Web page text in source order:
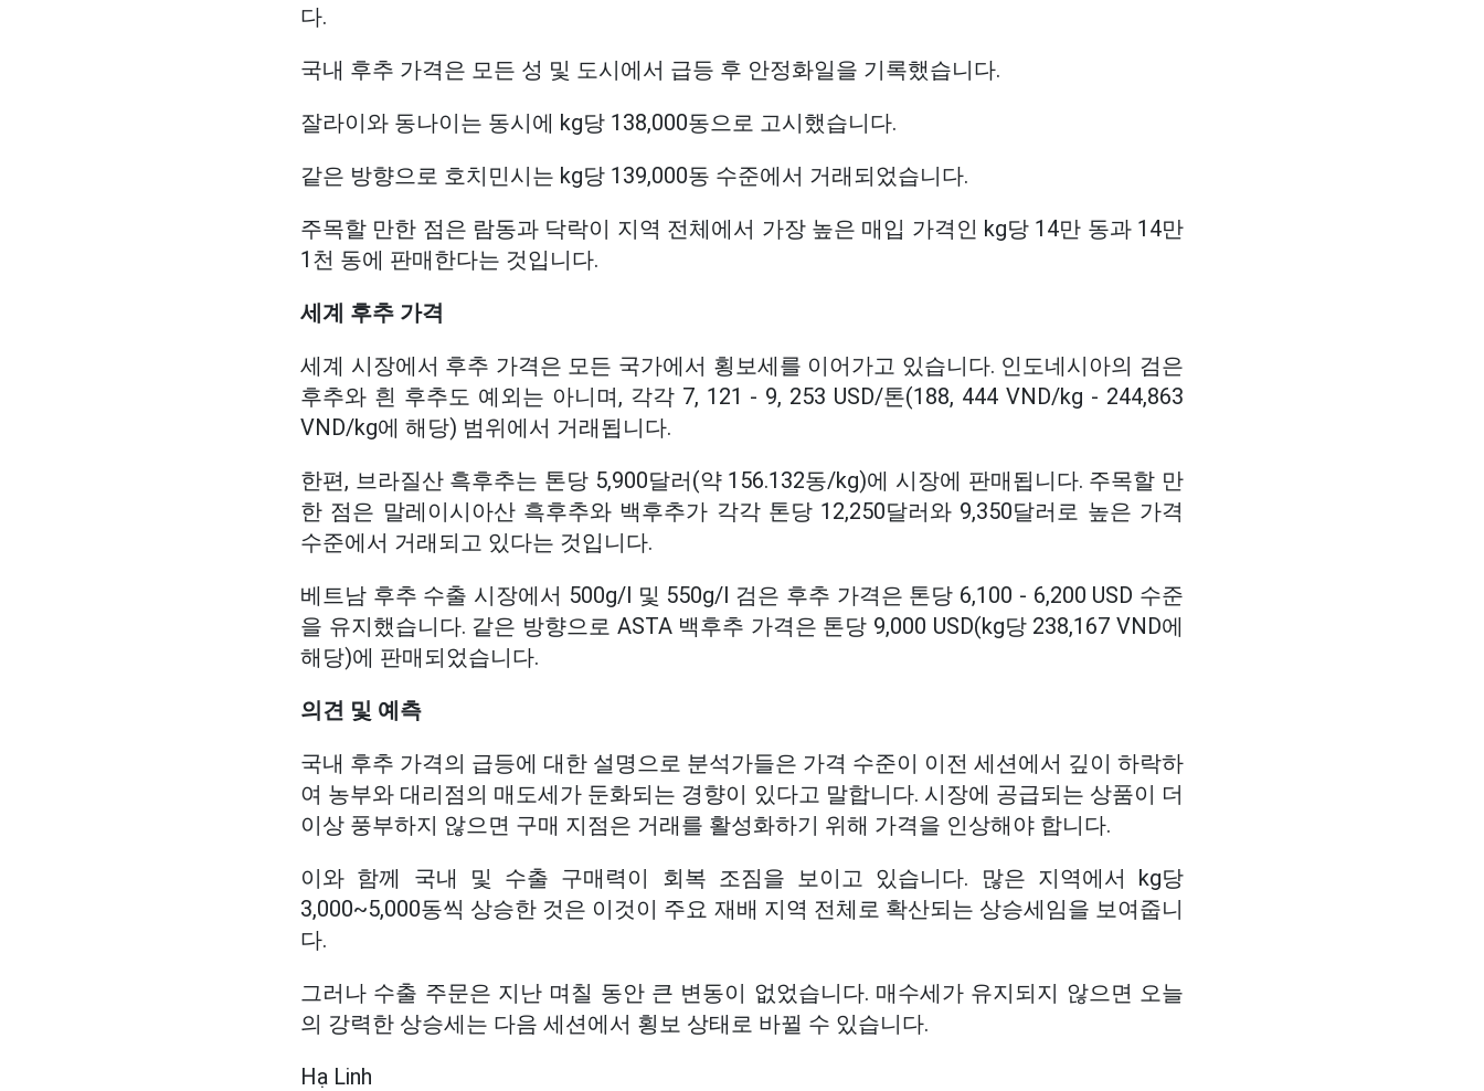
다.
국내 후추 가격은 모든 성 및 도시에서 급등 후 안정화일을 기록했습니다.
잘라이와 동나이는 동시에 kg당 138,000동으로 고시했습니다.
같은 방향으로 호치민시는 kg당 139,000동 수준에서 거래되었습니다.
주목할 만한 점은 람동과 닥락이 지역 전체에서 가장 높은 매입 가격인 kg당 14만 동과 14만
1천 동에 판매한다는 것입니다.
세계 후추 가격
세계 시장에서 후추 가격은 모든 국가에서 횡보세를 이어가고 있습니다. 인도네시아의 검은
후추와 흰 후추도 예외는 아니며, 각각 7, 121 - 9, 253 USD/톤(188, 444 VND/kg - 244,863
VND/kg에 해당) 범위에서 거래됩니다.
한편, 브라질산 흑후추는 톤당 5,900달러(약 156.132동/kg)에 시장에 판매됩니다. 주목할 만
한 점은 말레이시아산 흑후추와 백후추가 각각 톤당 12,250달러와 9,350달러로 높은 가격
수준에서 거래되고 있다는 것입니다.
베트남 후추 수출 시장에서 500g/l 및 550g/l 검은 후추 가격은 톤당 6,100 - 6,200 USD 수준
을 유지했습니다. 같은 방향으로 ASTA 백후추 가격은 톤당 9,000 USD(kg당 238,167 VND에
해당)에 판매되었습니다.
의견 및 예측
국내 후추 가격의 급등에 대한 설명으로 분석가들은 가격 수준이 이전 세션에서 깊이 하락하
여 농부와 대리점의 매도세가 둔화되는 경향이 있다고 말합니다. 시장에 공급되는 상품이 더
이상 풍부하지 않으면 구매 지점은 거래를 활성화하기 위해 가격을 인상해야 합니다.
이와 함께 국내 및 수출 구매력이 회복 조짐을 보이고 있습니다. 많은 지역에서 kg당
3,000~5,000동씩 상승한 것은 이것이 주요 재배 지역 전체로 확산되는 상승세임을 보여줍니
다.
그러나 수출 주문은 지난 며칠 동안 큰 변동이 없었습니다. 매수세가 유지되지 않으면 오늘
의 강력한 상승세는 다음 세션에서 횡보 상태로 바뀔 수 있습니다.
Hạ Linh